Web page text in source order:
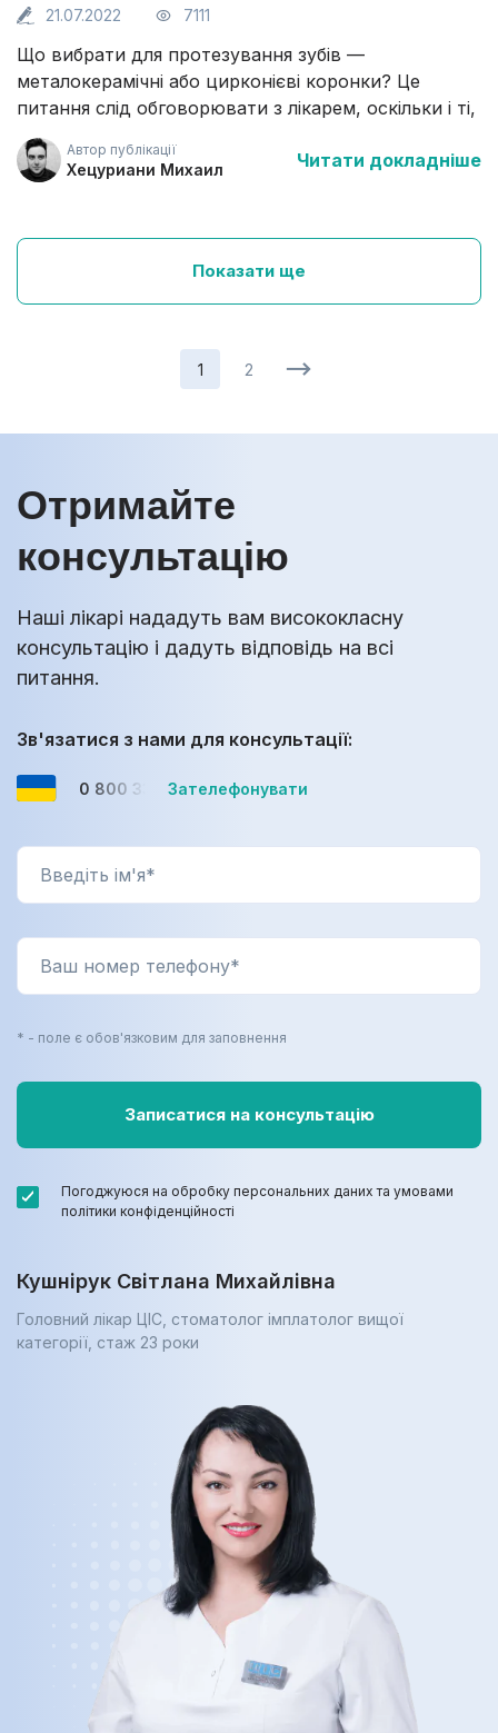
21.07.2022 7111
Що вибрати для протезування зубів —
металокерамічні або цирконієві коронки? Це
питання слід обговорювати з лікарем, оскільки і ті,
і інші коронки мають як переваги, так і недоліки. У
цьому матеріалі ми розповімо про особливості
протезування різними матеріалами. Також
металокерамічних і цирконієвих коронок.
Автор публікації
Хецуриани Михаил Читати докладніше
Показати ще
1 2
Отримайте
консультацію
Наші лікарі нададуть вам висококласну
консультацію і дадуть відповідь на всі
питання.
Зв'язатися з нами для консультації:
0 800 33-08-12Зателефонувати
* - поле є обов'язковим для заповнення
Погоджуюся на обробку персональних даних та умовами
політики конфіденційності
Кушнірук Світлана Михайлівна
Головний лікар ЦІС, стоматолог імплатолог вищої
категорії, cтаж 23 роки